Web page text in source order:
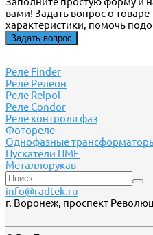
вами! Задать вопрос о
характеристики, помочь
Задать вопрос
Реле Finder
Реле Релеон
Реле Relpol
Реле Сondor
Реле контроля фаз
Фотореле
Однофазные
Пускатели ПМЕ
Металлорукав
info@radtek.ru
г. Воронеж, проспект